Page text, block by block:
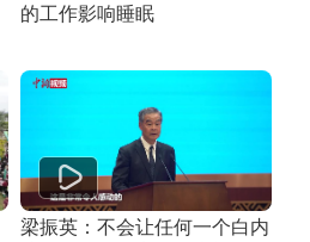
的工作影响睡眠
梁振英：不会让任何一个白内